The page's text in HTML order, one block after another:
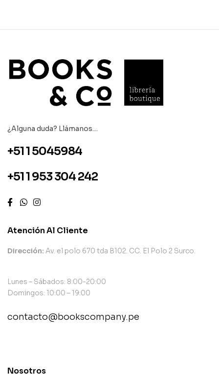
¿Alguna duda? Llámanos…
+51 1 5045984
+51 1 953 304 242
Atención Al Cliente
Dirección: Av. el polo 670 tda B102. CC. El Polo 2 Surco.
Lunes – Sábados: 8:00-20:00
Domingos: 10:00 – 19:00
contacto@bookscompany.pe
Nosotros